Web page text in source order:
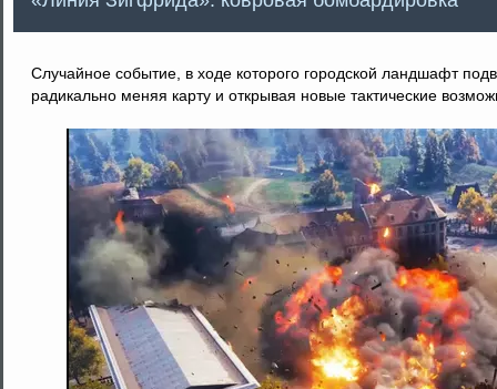
Случайное событие, в ходе которого городской ландшафт
радикально меняя карту и открывая новые тактические